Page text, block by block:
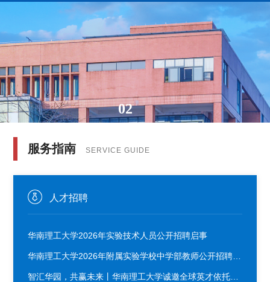
03
服务指南 SERVICE GUIDE
人才招聘
华南理工大学2026年实验技术人员公开招聘启事
华南理工大学2026年附属实验学校中学部教师公开招聘启
智汇华园，共赢未来丨华南理工大学诚邀全球英才依托申